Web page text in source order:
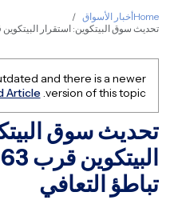
Homeأخبار الأسواق
تحديث سوق البيتكوين: استقرار البيتكوين قرب 63 ألف دولار مع
and there is a newer
version of this topic.
Article
تحديث سوق
تباطؤ التعافي